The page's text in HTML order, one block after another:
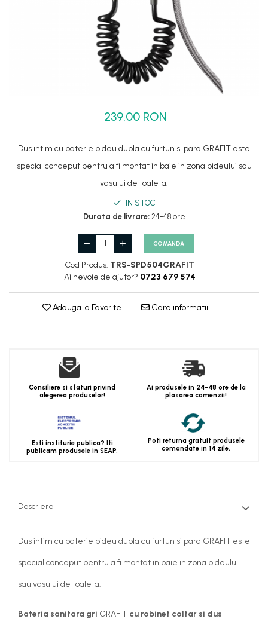
Set dus complet echipat
Suport prindere para dus
Baterii cada-Coloana dus
239,00 RON
Dus intim cu baterie bideu dubla cu furtun si para GRAFIT este
special conceput pentru a fi montat in baie in zona bideului sau
vasului de toaleta.
IN STOC
Durata de livrare:24-48 ore
COMANDA
Cod Produs: TRS-SPD504GRAFIT
Ai nevoie de ajutor? 0723 679 574
Adauga la Favorite Cere informatii
Consiliere si sfaturi privind
alegerea produselor!
Ai produsele in 24-48 ore de la
plasarea comenzii!
Esti institurie publica? Iti
publicam produsele in SEAP.
Poti returna gratuit produsele
comandate in 14 zile.
Descriere
Dus intim cu baterie bideu dubla cu furtun si para GRAFIT este
special conceput pentru a fi montat in baie in zona bideului
sau vasului de toaleta.
Bateria sanitara gri GRAFIT cu robinet coltar si dus